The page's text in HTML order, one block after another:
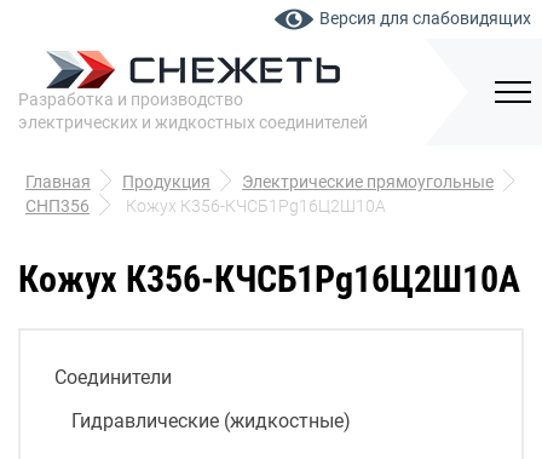
Версия для слабовидящих
Разработка и производство
электрических и жидкостных соединителей
Главная Продукция
Электрические прямоугольные
СНП356
Кожух К356-КЧСБ1Pg16Ц2Ш10А
Кожух К356-КЧСБ1Pg16Ц2Ш10А
Соединители
Гидравлические (жидкостные)